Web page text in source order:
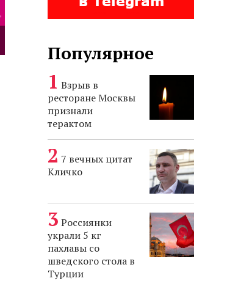
Популярное
Взрыв в
ресторане Москвы
признали
терактом
7 вечных цитат
Кличко
Россиянки
украли 5 кг
пахлавы со
шведского стола в
Турции